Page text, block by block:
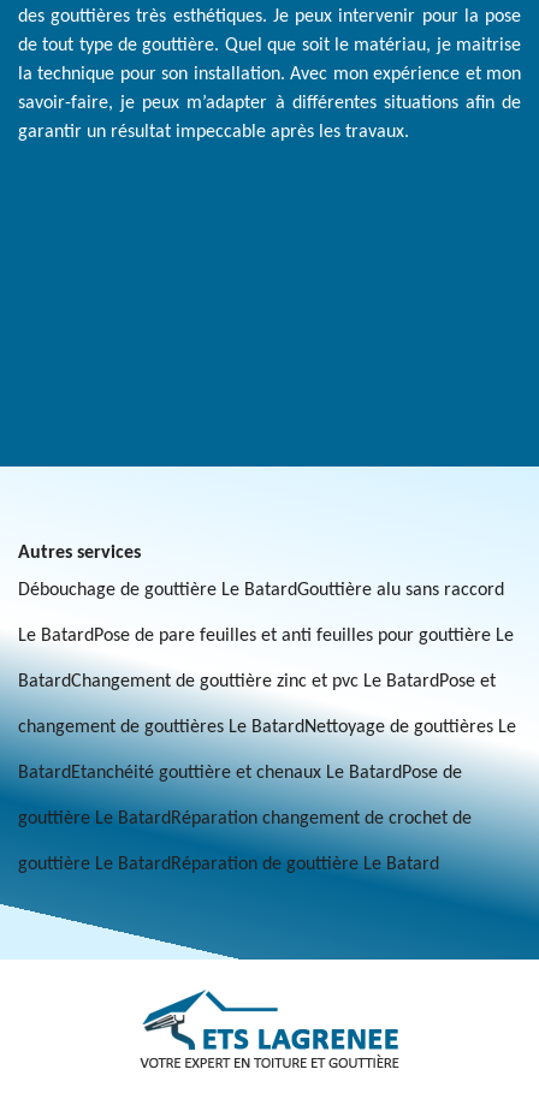
des gouttières très esthétiques. Je peux intervenir pour la pose
de tout type de gouttière. Quel que soit le matériau, je maitrise
la technique pour son installation. Avec mon expérience et mon
savoir-faire, je peux m’adapter à différentes situations afin de
garantir un résultat impeccable après les travaux.
Autres services
Débouchage de gouttière Le BatardGouttière alu sans raccord
Le BatardPose de pare feuilles et anti feuilles pour gouttière Le
BatardChangement de gouttière zinc et pvc Le BatardPose et
changement de gouttières Le BatardNettoyage de gouttières Le
BatardEtanchéité gouttière et chenaux Le BatardPose de
gouttière Le BatardRéparation changement de crochet de
gouttière Le BatardRéparation de gouttière Le Batard